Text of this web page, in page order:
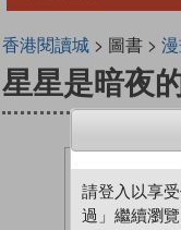
香港閱讀城> 圖書 >
星星是暗夜
請登入以享
過」繼續瀏覽